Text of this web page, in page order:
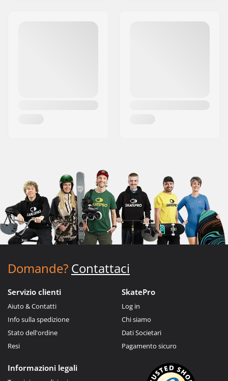
Domande? Contattaci
Servizio clienti
Aiuto & Contatti
Info sulla spedizione
Stato dell'ordine
Resi
SkatePro
Log in
Chi siamo
Dati Societari
Pagamento sicuro
Informazioni legali